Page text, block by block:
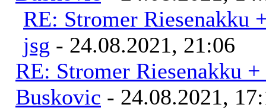
RE: Stromer Riesenakku
jsg - 24.08.2021, 21:06
RE: Stromer Riesenakku
Buskovic - 24.08.2021,